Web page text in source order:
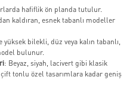
hafiflik ön planda tutulur.
kaldıran, esnek tabanlı modeller
yüksek bilekli, düz veya kalın tabanlı,
bulunur.
: Beyaz, siyah, lacivert gibi klasik
çift tonlu özel tasarımlara kadar geniş